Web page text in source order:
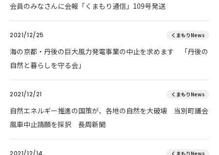
会員のみなさんに会報「くまもり通信」109号発送
2021/12/25 くまもりNews
海の京都・丹後の巨大風力発電事業の中止を求めます 「丹後の
自然と暮らしを守る会」
2021/12/21 くまもりNews
自然エネルギー推進の国策が、各地の自然を大破壊 当別町議会
風車中止請願を採択 長周新聞
2021/12/14 くまもりNews